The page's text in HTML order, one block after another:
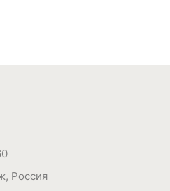
Россия